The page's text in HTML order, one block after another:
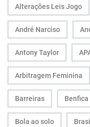
Alterações Leis Jogo
André Narciso
Antony Taylor
Arbitragem Feminina
Barreiras Benfica
Bola ao solo Brasil